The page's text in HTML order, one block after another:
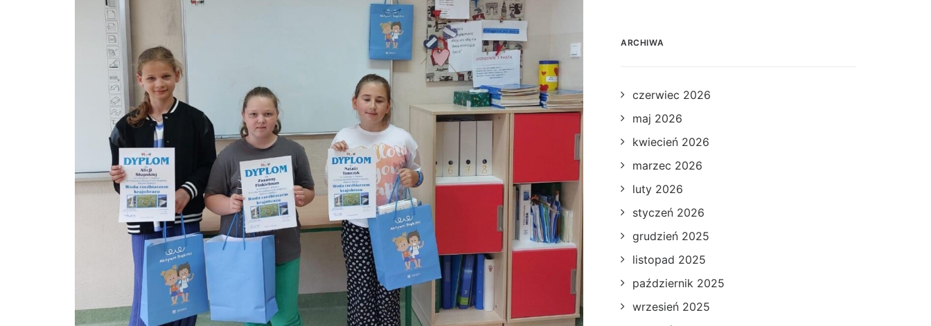
ARCHIWA
czerwiec 2026
maj 2026
kwiecień 2026
marzec 2026
luty 2026
styczeń 2026
grudzień 2025
listopad 2025
październik 2025
wrzesień 2025